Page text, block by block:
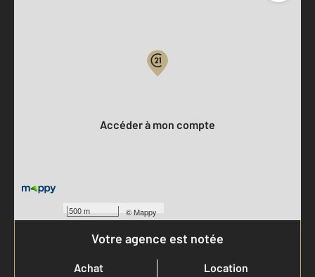
500 m ©Mappy
Accéder à mon compte
Votre agence est notée
Achat
Location